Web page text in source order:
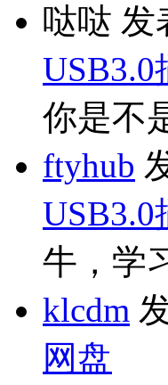
哒哒 发
你是不
ftyhub
牛，学
klcdm
网盘